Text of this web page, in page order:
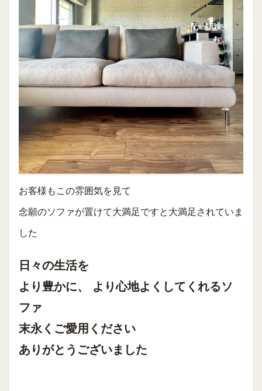
お客様もこの雰囲気を見て
念願のソファが置けて大満足ですと大満足されていま
した
日々の生活を
より豊かに、 より心地よくしてくれるソ
ファ
末永くご愛用ください
ありがとうございました